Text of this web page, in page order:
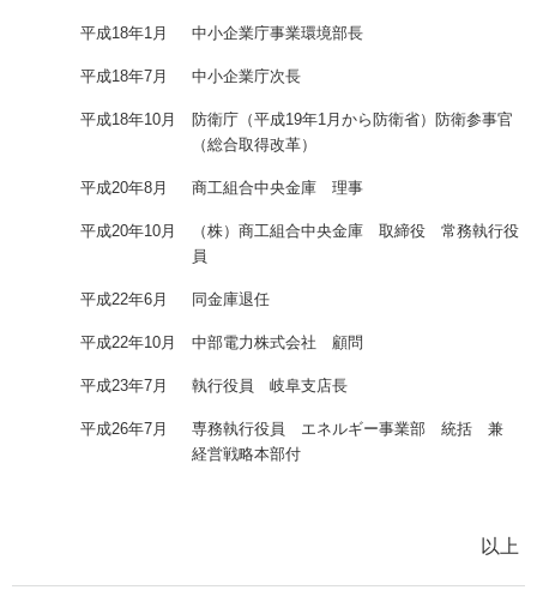
平成18年1月 中小企業庁事業環境部長
平成18年7月 中小企業庁次長
平成18年10月
防衛庁（平成19年1月から防衛省）防衛参事官
（総合取得改革）
平成20年8月 商工組合中央金庫 理事
平成20年10月
（株）商工組合中央金庫 取締役 常務執行役
員
平成22年6月 同金庫退任
平成22年10月 中部電力株式会社 顧問
平成23年7月 執行役員 岐阜支店長
平成26年7月
専務執行役員 エネルギー事業部 統括 兼
経営戦略本部付
以上